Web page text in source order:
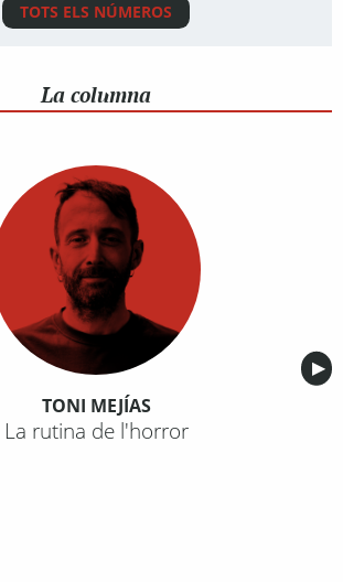
TOTS ELS NÚMEROS
La columna
▶︎
TONI MEJÍAS
La rutina de l'horror